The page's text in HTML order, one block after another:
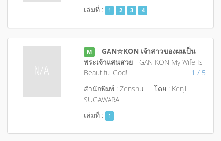
เล่มที่ :
1 2 3 4
M
GAN☆KON เจ้าสาวของผมเป็น
พระเจ้าแสนสวย- GAN KON My Wife Is
Beautiful God!
1 / 5
สำนักพิมพ์ : Zenshu
โดย : Kenji
SUGAWARA
เล่มที่ :
1